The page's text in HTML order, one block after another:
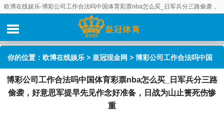
欧博在线娱乐-博彩公司工作合法吗中国体育彩票nba怎么买_日军兵分三路偷袭，
好意思军提早先见作念好准备，日战为山止篑死伤惨重
你的位置： 欧博在线娱乐 > 皇冠现金网 > 博彩公司工作合法吗中国
体育彩票nba怎么买_日军兵分三路偷袭，好意思军提早先见作念好
博彩公司工作合法吗中国体育彩票nba怎么买_日军兵分三路
偷袭，好意思军提早先见作念好准备，日战为山止篑死伤惨
重